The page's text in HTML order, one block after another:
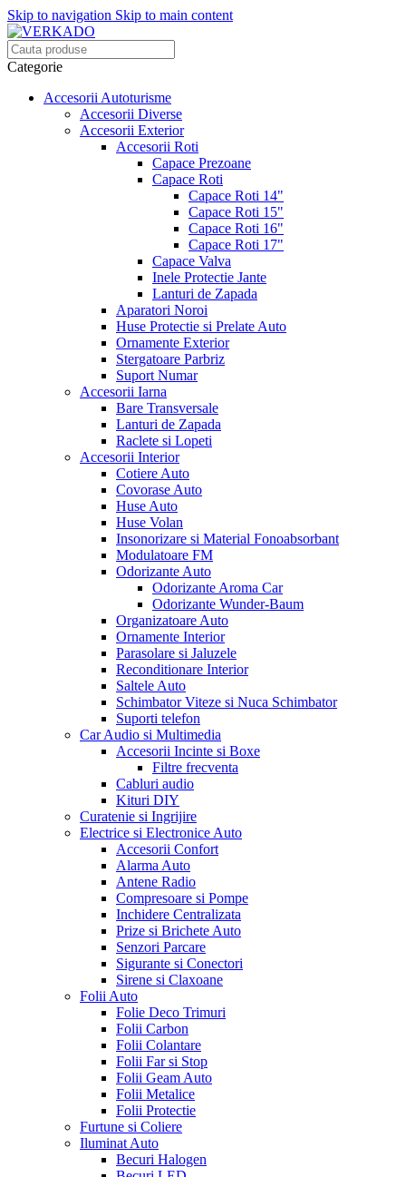
Skip to navigation Skip to main content
Categorie
Accesorii Autoturisme
Accesorii Diverse
Accesorii Exterior
Accesorii Roti
Capace Prezoane
Capace Roti
Capace Roti 14"
Capace Roti 15"
Capace Roti 16"
Capace Roti 17"
Capace Valva
Inele Protectie Jante
Lanturi de Zapada
Aparatori Noroi
Huse Protectie si Prelate Auto
Ornamente Exterior
Stergatoare Parbriz
Suport Numar
Accesorii Iarna
Bare Transversale
Lanturi de Zapada
Raclete si Lopeti
Accesorii Interior
Cotiere Auto
Covorase Auto
Huse Auto
Huse Volan
Insonorizare si Material Fonoabsorbant
Modulatoare FM
Odorizante Auto
Odorizante Aroma Car
Odorizante Wunder-Baum
Organizatoare Auto
Ornamente Interior
Parasolare si Jaluzele
Reconditionare Interior
Saltele Auto
Schimbator Viteze si Nuca Schimbator
Suporti telefon
Car Audio si Multimedia
Accesorii Incinte si Boxe
Filtre frecventa
Cabluri audio
Kituri DIY
Curatenie si Ingrijire
Electrice si Electronice Auto
Accesorii Confort
Alarma Auto
Antene Radio
Compresoare si Pompe
Inchidere Centralizata
Prize si Brichete Auto
Senzori Parcare
Sigurante si Conectori
Sirene si Claxoane
Folii Auto
Folie Deco Trimuri
Folii Carbon
Folii Colantare
Folii Far si Stop
Folii Geam Auto
Folii Metalice
Folii Protectie
Furtune si Coliere
Iluminat Auto
Becuri Halogen